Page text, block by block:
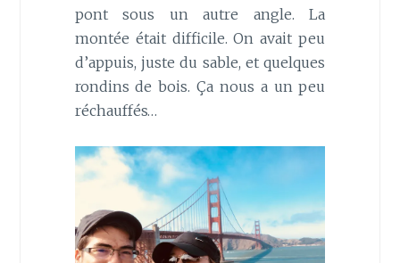
pont sous un autre angle. La
montée était difficile. On avait peu
d’appuis, juste du sable, et quelques
rondins de bois. Ça nous a un peu
réchauffés…